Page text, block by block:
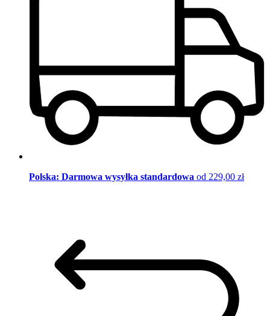
Polska: Darmowa wysyłka standardowa od 229,00 zł